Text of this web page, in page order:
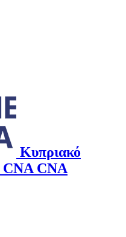
Κυπριακό
CNA CNA